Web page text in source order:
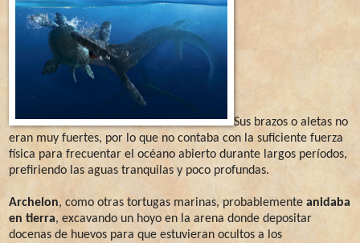
Sus brazos o aletas no
eran muy fuertes, por lo que no contaba con la suficiente fuerza
física para frecuentar el océano abierto durante largos períodos,
prefiriendo las aguas tranquilas y poco profundas.
Archelon, como otras tortugas marinas, probablemente anidaba
en tierra, excavando un hoyo en la arena donde depositar
docenas de huevos para que estuvieran ocultos a los